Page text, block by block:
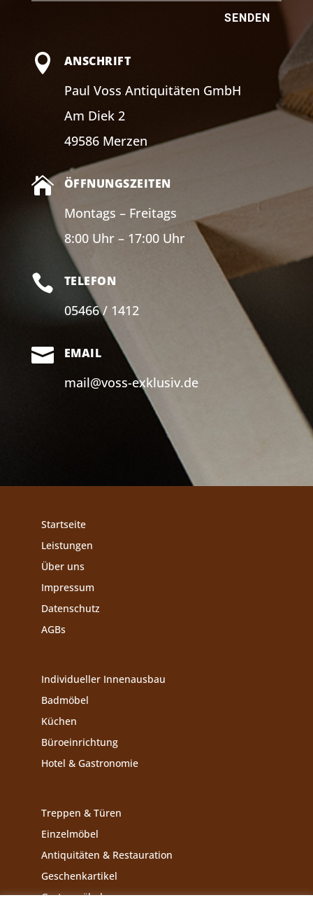
SENDEN
 ANSCHRIFT
Paul Voss Antiquitäten GmbH
Am Diek 2
49586 Merzen
 ÖFFNUNGSZEITEN
Montags – Freitags
8:00 Uhr – 17:00 Uhr
 TELEFON
05466 / 1412
 EMAIL
mail@voss-exklusiv.de
Startseite
Leistungen
Über uns
Impressum
Datenschutz
AGBs
Individueller Innenausbau
Badmöbel
Küchen
Büroeinrichtung
Hotel & Gastronomie
Treppen & Türen
Einzelmöbel
Antiquitäten & Restauration
Geschenkartikel
Gartenmöbel